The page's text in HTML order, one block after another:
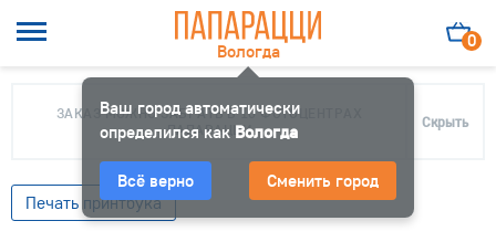
Вологда
Ваш город автоматически
определился как Вологда
Всё верно Сменить город
0
ЗАКАЗ МОЖНО ЗАБРАТЬ В 10 ФОТОЦЕНТРАХ
ПАПАРАЦЦИ
Скрыть
Печать принтбука